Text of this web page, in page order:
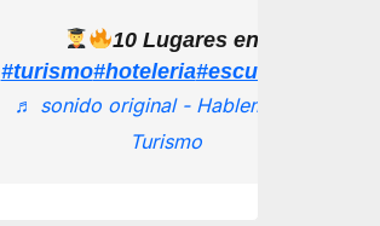
10 Lugares en los que
#turismo#hoteleria
♬ sonido original - Hablemos de
Turismo